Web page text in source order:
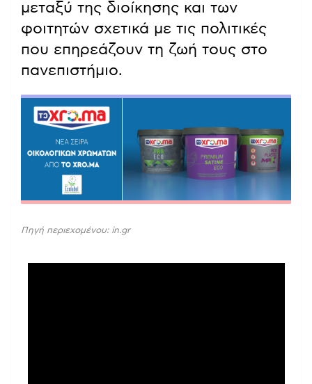
μεταξύ της διοίκησης και των
φοιτητών σχετικά με τις πολιτικές
που επηρεάζουν τη ζωή τους στο
πανεπιστήμιο.
Πηγή περιεχομένου: in.gr